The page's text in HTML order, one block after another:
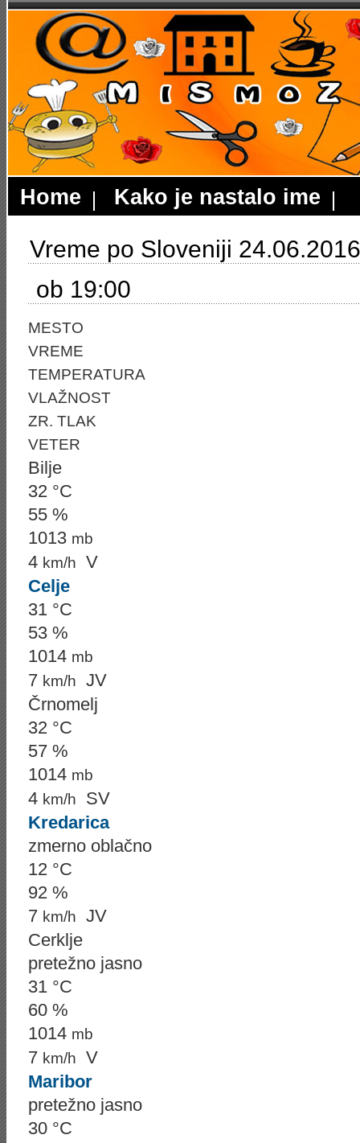
Home Kako je nastalo ime
Vreme po Sloveniji 24.06.2016
ob 19:00
MESTO
VREME
TEMPERATURA
VLAŽNOST
ZR. TLAK
VETER
Bilje
32 °C
55 %
1013 mb
4 km/h
V
Celje
31 °C
53 %
1014 mb
7 km/h
JV
Črnomelj
32 °C
57 %
1014 mb
4 km/h
SV
Kredarica
zmerno oblačno
12 °C
92 %
7 km/h
JV
Cerklje
pretežno jasno
31 °C
60 %
1014 mb
7 km/h
V
Maribor
pretežno jasno
30 °C